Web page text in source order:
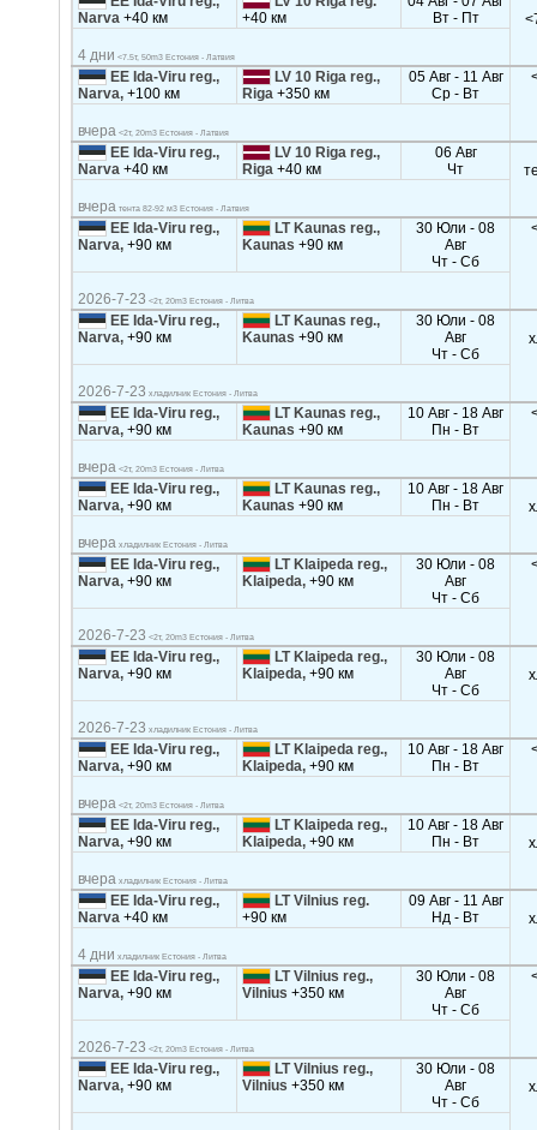
Narva+40 км
+40 км
Вт - Пт
4 дни <7.5т, 50m3 Естония - Латвия
EE Ida-Viru reg.,
Narva,+100 км
LV 10 Riga reg.,
Riga+350 км
05 Авг - 11 Авг
Ср - Вт
вчера <2т, 20m3 Естония - Латвия
EE Ida-Viru reg.,
Narva+40 км
LV 10 Riga reg.,
Riga+40 км
06 Авг
Чт
вчера тента 82-92 м3 Естония - Латвия
EE Ida-Viru reg.,
Narva,+90 км
LT Kaunas reg.,
Kaunas+90 км
30 Юли - 08
Авг
Чт - Сб
2026-7-23 <2т, 20m3 Естония - Литва
EE Ida-Viru reg.,
Narva,+90 км
LT Kaunas reg.,
Kaunas+90 км
30 Юли - 08
Авг
Чт - Сб
2026-7-23 хладилник Естония - Литва
EE Ida-Viru reg.,
Narva,+90 км
LT Kaunas reg.,
Kaunas+90 км
10 Авг - 18 Авг
Пн - Вт
вчера <2т, 20m3 Естония - Литва
EE Ida-Viru reg.,
Narva,+90 км
LT Kaunas reg.,
Kaunas+90 км
10 Авг - 18 Авг
Пн - Вт
вчера хладилник Естония - Литва
EE Ida-Viru reg.,
Narva,+90 км
LT Klaipeda reg.,
Klaipeda,+90 км
30 Юли - 08
Авг
Чт - Сб
2026-7-23 <2т, 20m3 Естония - Литва
EE Ida-Viru reg.,
Narva,+90 км
LT Klaipeda reg.,
Klaipeda,+90 км
30 Юли - 08
Авг
Чт - Сб
2026-7-23 хладилник Естония - Литва
EE Ida-Viru reg.,
Narva,+90 км
LT Klaipeda reg.,
Klaipeda,+90 км
10 Авг - 18 Авг
Пн - Вт
вчера <2т, 20m3 Естония - Литва
EE Ida-Viru reg.,
Narva,+90 км
LT Klaipeda reg.,
Klaipeda,+90 км
10 Авг - 18 Авг
Пн - Вт
вчера хладилник Естония - Литва
EE Ida-Viru reg.,
Narva+40 км
LT Vilnius reg.
+90 км
09 Авг - 11 Авг
Нд - Вт
4 дни хладилник Естония - Литва
EE Ida-Viru reg.,
Narva,+90 км
LT Vilnius reg.,
Vilnius+350 км
30 Юли - 08
Авг
Чт - Сб
2026-7-23 <2т, 20m3 Естония - Литва
EE Ida-Viru reg.,
Narva,+90 км
LT Vilnius reg.,
Vilnius+350 км
30 Юли - 08
Авг
Чт - Сб